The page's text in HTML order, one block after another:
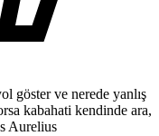
göster ve nerede yanlış
kabahati kendinde ara,
Aurelius